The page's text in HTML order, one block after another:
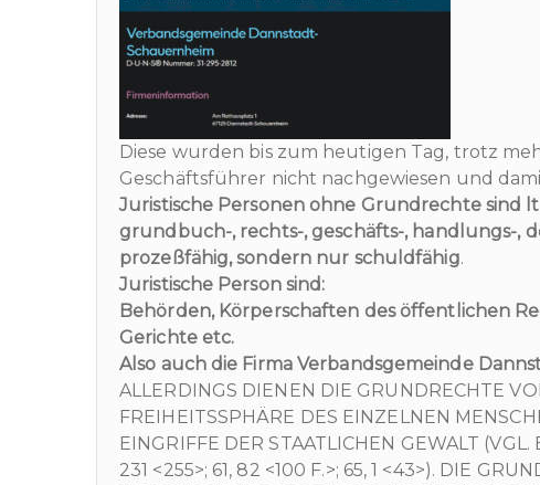
Diese wurden bis zum heutigen Tag, trotz
Geschäftsführer nicht nachgewiesen und
Juristische Personen ohne Grundrechte sind
grundbuch-, rechts-, geschäfts-, handlungs-,
prozeßfähig, sondern nur schuldfähig.
Juristische Person sind:
Behörden, Körperschaften des öffentlichen
Gerichte etc.
Also auch die Firma Verbandsgemeinde
ALLERDINGS DIENEN DIE GRUNDRECHTE
FREIHEITSSPHÄRE DES EINZELNEN
EINGRIFFE DER STAATLICHEN GEWALT (VGL.
231 <255>; 61, 82 <100 F.>; 65, 1 <43>). DIE